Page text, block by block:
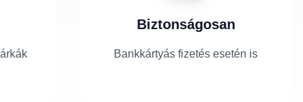
Biztonságosan
Bankkártyás fizetés esetén is